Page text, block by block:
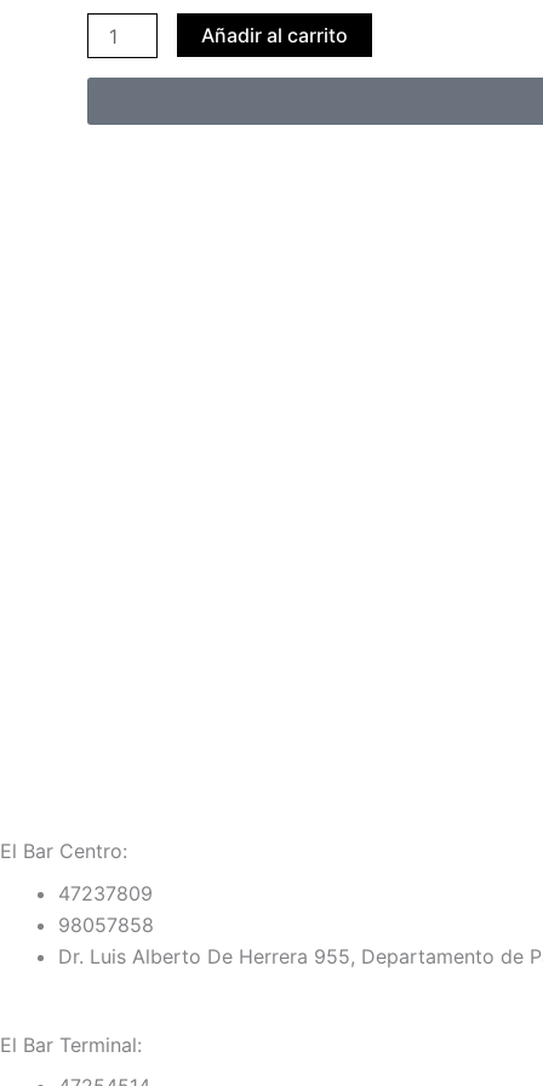
Añadir al carrito
El Bar Centro:
47237809
98057858
Dr. Luis Alberto De Herrera 955, Departamento de
El Bar Terminal: